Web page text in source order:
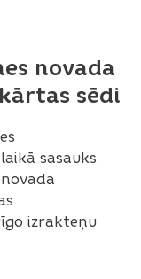
novada
sēdi
sasauks
izrakteņu